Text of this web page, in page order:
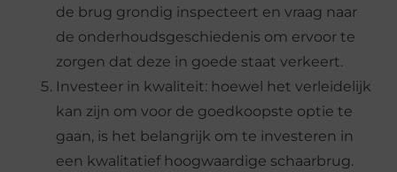
de brug grondig inspecteert en vraag naar
de onderhoudsgeschiedenis om ervoor te
zorgen dat deze in goede staat verkeert.
Investeer in kwaliteit: hoewel het verleidelijk
kan zijn om voor de goedkoopste optie te
gaan, is het belangrijk om te investeren in
een kwalitatief hoogwaardige schaarbrug.